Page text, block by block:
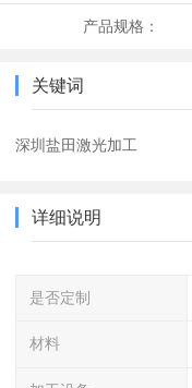
产品规格：
关键词
深圳盐田激光加工
详细说明
是否定制
材料